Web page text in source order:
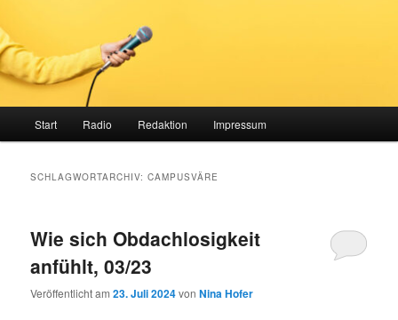
Start Radio Redaktion Impressum
SCHLAGWORTARCHIV:CAMPUSVÄRE
Wie sich Obdachlosigkeit
anfühlt, 03/23
Veröffentlicht am23. Juli 2024vonNina Hofer